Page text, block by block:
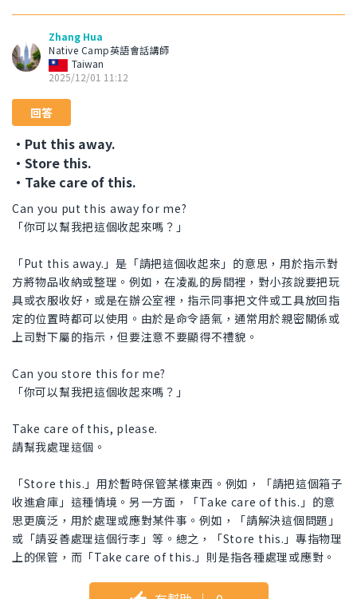
Zhang Hua
Native Camp英語會話講師
Taiwan
2025/12/01 11:12
回答
・Put this away.
・Store this.
・Take care of this.
Can you put this away for me?
「你可以幫我把這個收起來嗎？」
「Put this away.」是「請把這個收起來」的意思，用於指示對
方將物品收納或整理。例如，在凌亂的房間裡，對小孩說要把玩
具或衣服收好，或是在辦公室裡，指示同事把文件或工具放回指
定的位置時都可以使用。由於是命令語氣，通常用於親密關係或
上司對下屬的指示，但要注意不要顯得不禮貌。
Can you store this for me?
「你可以幫我把這個收起來嗎？」
Take care of this, please.
請幫我處理這個。
「Store this.」用於暫時保管某樣東西。例如，「請把這個箱子
收進倉庫」這種情境。另一方面，「Take care of this.」的意
思更廣泛，用於處理或應對某件事。例如，「請解決這個問題」
或「請妥善處理這個行李」等。總之，「Store this.」專指物理
上的保管，而「Take care of this.」則是指各種處理或應對。